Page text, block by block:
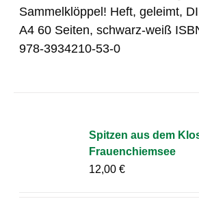
Sammelklöppel! Heft, geleimt,
A4 60 Seiten, schwarz-weiß
978-3934210-53-0
Spitzen aus dem
Frauenchiemsee
12,00€